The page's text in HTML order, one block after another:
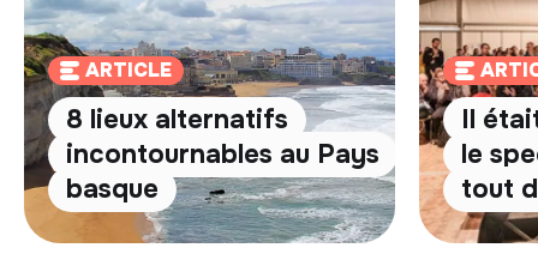
ARTICLE
8 lieux alternatifs
incontournables au Pays
basque
Il
le
tout